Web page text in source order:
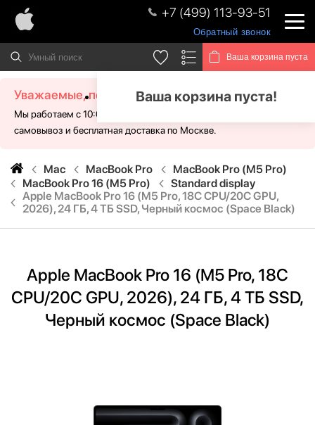
+7 (499) 113-93-51
Обратный звонок
Ваша корзина пуста
Ваша корзина пуста!
Уважаемые, посетители!
Мы работаем с 10:00 - 21:00 без выходных. Для Вас доступен
самовывоз и бесплатная доставка по Москве.
Mac MacBook Pro
MacBook Pro (M5 Pro)
MacBook Pro 16 (M5 Pro)
Standard display
Apple MacBook Pro 16 (M5 Pro, 18C CPU/20C GPU,
2026), 24 ГБ, 4 ТБ SSD, Черный космос (Space Black)
Apple MacBook Pro 16 (M5 Pro, 18C
CPU/20C GPU, 2026), 24 ГБ, 4 ТБ SSD,
Черный космос (Space Black)